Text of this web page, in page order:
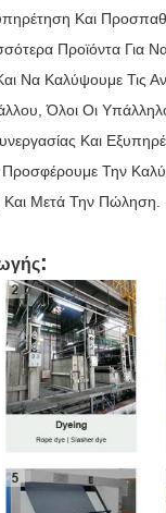
Και
Προϊόντα Για
Να Καλύψουμε Τις
Όλοι Οι
Και
Την
Μετά Την Πώληση.
: